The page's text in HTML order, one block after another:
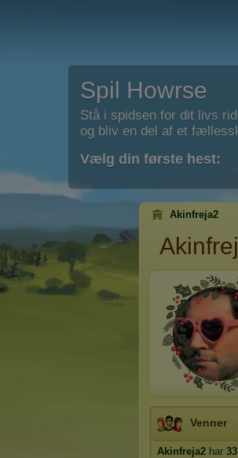
Spil Howrse
Stå i spidsen for dit livs
og bliv en del af et
Vælg din første hest:
Akinfreja2
Venner
Akinfreja2 har 33